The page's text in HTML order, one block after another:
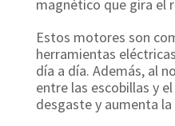
magnético que gira el
Estos motores son
herramientas
día a día. Además, al
entre las escobillas y
desgaste y aumenta